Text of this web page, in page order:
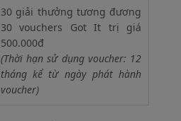
30 giải thưởng tương đương
30 vouchers Got It trị giá
500.000đ
(Thời hạn sử dụng voucher: 12
tháng kể từ ngày phát hành
voucher)